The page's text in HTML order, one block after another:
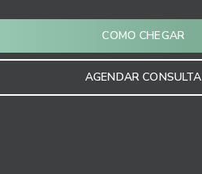
COMO CHEGAR
AGENDAR CONSULTA